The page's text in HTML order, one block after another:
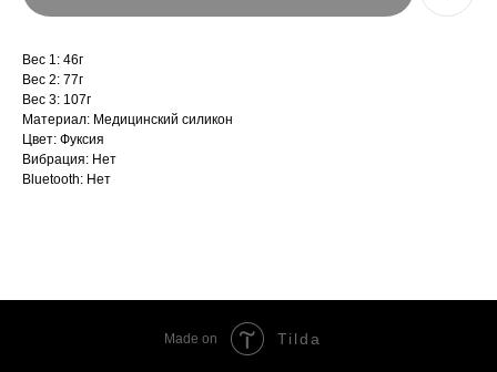
Вес 1: 46г
Вес 2: 77г
Вес 3: 107г
Материал: Медицинский силикон
Цвет: Фуксия
Вибрация: Нет
Bluetooth: Нет
Made on Tilda